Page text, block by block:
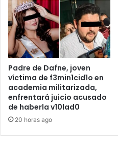
Padre de Dafne, joven
víctima de f3min1cid1o en
academia militarizada,
enfrentará juicio acusado
de haberla v10lad0
20 horas ago